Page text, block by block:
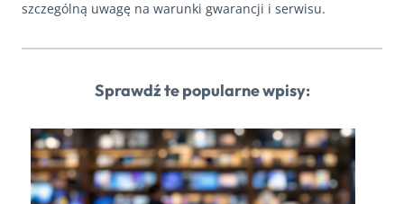
szczególną uwagę na warunki gwarancji i serwisu.
Sprawdź te popularne wpisy: